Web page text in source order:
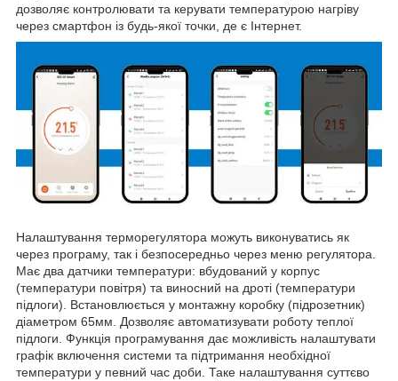
дозволяє контролювати та керувати температурою нагріву
через смартфон із будь-якої точки, де є Інтернет.
Налаштування терморегулятора можуть виконуватись як
через програму, так і безпосередньо через меню регулятора.
Має два датчики температури: вбудований у корпус
(температури повітря) та виносний на дроті (температури
підлоги). Встановлюється у монтажну коробку (підрозетник)
діаметром 65мм. Дозволяє автоматизувати роботу теплої
підлоги. Функція програмування дає можливість налаштувати
графік включення системи та підтримання необхідної
температури у певний час доби. Таке налаштування суттєво